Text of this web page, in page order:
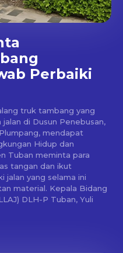
Perbaiki
truk tambang yang
di Dusun Penebusan,
mendapat
Hidup dan
Tuban meminta para
tangan dan ikut
jalan yang selama ini
Kepala Bidang
DLH-P Tuban, Yuli